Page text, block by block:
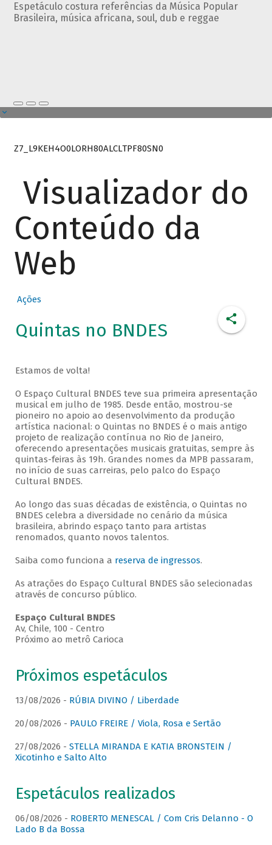
Espetáculo costura referências da Música Popular
Brasileira, música africana, soul, dub e reggae
Z7_L9KEH4O0LORH80ALCLTPF80SN0
Visualizador do
Conteúdo da
Web
Ações
Quintas no BNDES
Estamos de volta!
O Espaço Cultural BNDES teve sua primeira apresentação
musical em julho de 1985. Desde então, mostrou-se
pioneiro no apoio ao desenvolvimento da produção
artística nacional: o Quintas no BNDES é o mais antigo
projeto de realização contínua no Rio de Janeiro,
oferecendo apresentações musicais gratuitas, sempre às
quintas-feiras às 19h. Grandes nomes da MPB passaram,
no início de suas carreiras, pelo palco do Espaço
Cultural BNDES.
Ao longo das suas décadas de existência, o Quintas no
BNDES celebra a diversidade no cenário da música
brasileira, abrindo espaço tanto para artistas
renomados, quanto novos talentos.
Saiba como funciona a reserva de ingressos.
As atrações do Espaço Cultural BNDES são selecionadas
através de concurso público.
Espaço Cultural BNDES
Av, Chile, 100 - Centro
Próximo ao metrô Carioca
Próximos espetáculos
13/08/2026 - RÚBIA DIVINO / Liberdade
20/08/2026 - PAULO FREIRE / Viola, Rosa e Sertão
27/08/2026 - STELLA MIRANDA E KATIA BRONSTEIN /
Xicotinho e Salto Alto
Espetáculos realizados
06/08/2026 - ROBERTO MENESCAL / Com Cris Delanno - O
Lado B da Bossa